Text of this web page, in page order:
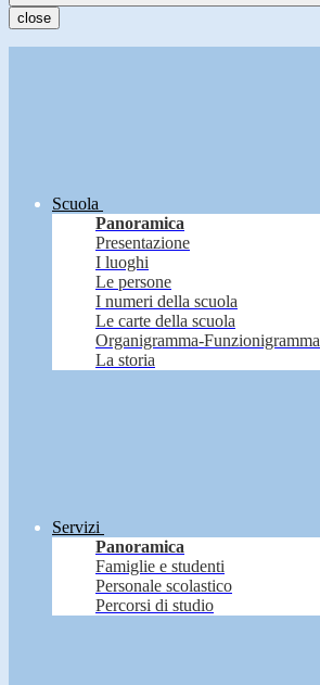
close
Scuola
Panoramica
Presentazione
I luoghi
Le persone
I numeri della scuola
Le carte della scuola
Organigramma-Funzionigramma
La storia
Servizi
Panoramica
Famiglie e studenti
Personale scolastico
Percorsi di studio